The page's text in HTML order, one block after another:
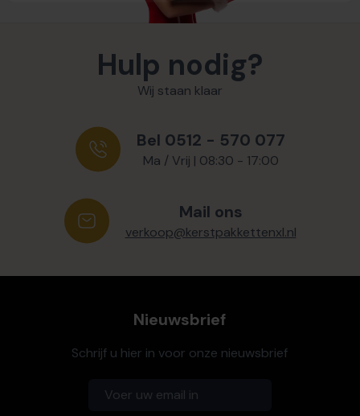
Hulp nodig?
Wij staan klaar
Bel 0512 - 570 077
Ma / Vrij | 08:30 - 17:00
Mail ons
verkoop@kerstpakkettenxl.nl
Nieuwsbrief
Schrijf u hier in voor onze nieuwsbrief